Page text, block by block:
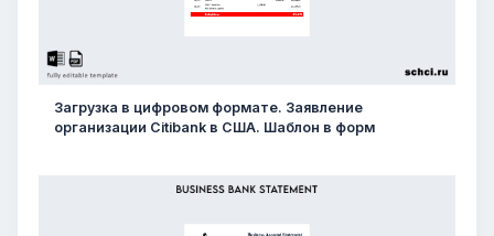
Загрузка в цифровом формате. Заявление
организации Citibank в США. Шаблон в форм